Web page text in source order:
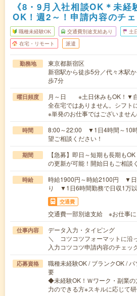
《8・9月入社相談OK＊未経
OK！週2～！申請内容のチェ
職種未経験OK 交通費別途支給あり 土
在宅・リモート 派遣
勤務地
東京都新宿区
新宿駅から徒歩5分／代々木駅
歩7分
曜日頻度
月～日 ※土日休みもOK！▼自
全在宅ではありません。シフト
※単発のお仕事ではございません
時間
8:00～22:00 ▼1日4時間～10
望ご相談ください！
期間
【急募】即日～短期も長期も
の更新が可能！開始日もご相談
時給
時給1900円～時給2100円 ▼日
り ▼1日6時間勤務で日収1万以
交通費
交通費一部別途支給 ※お仕事に
仕事内容
データ入力・タイピング
＼ コツコツフォーマットに沿
入力コツコツ申請内容のチェ
応募資格
職種未経験OK / ブランクOK /
要
◆未経験OK！Ｗワーク・副業
力のできる方※スキルに応じて